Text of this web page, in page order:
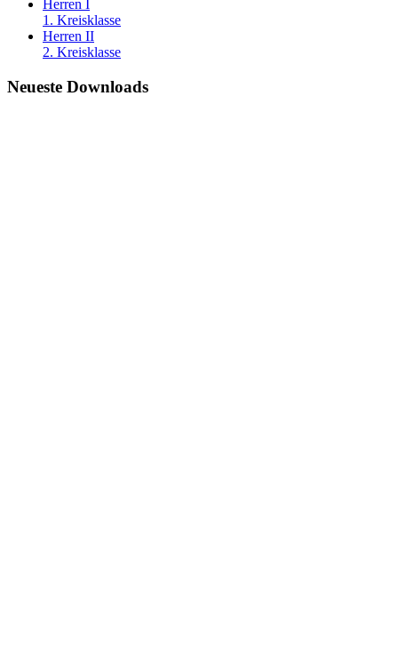
Herren I
1. Kreisklasse
Herren II
2. Kreisklasse
Neueste Downloads